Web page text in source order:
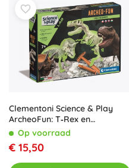
Clementoni Science & Play
ArcheoFun: T‑Rex en
Triceratops – opgravingsset
met lichtgevende skeletten
Op voorraad
€ 15,50